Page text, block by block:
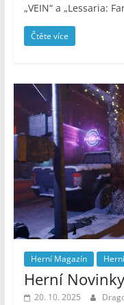
„VEIN“ a „Lessaria:
Čtěte více
Herní Magazín
Herní
20. 10. 2025